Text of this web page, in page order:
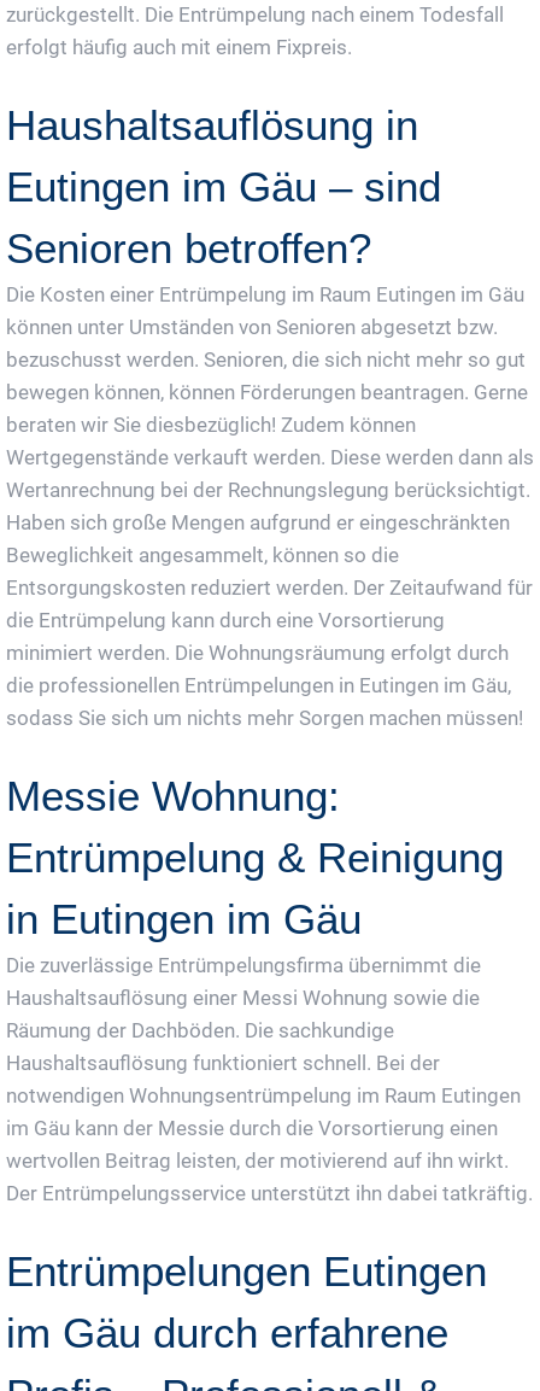
zurückgestellt. Die Entrümpelung nach einem Todesfall
erfolgt häufig auch mit einem Fixpreis.
Haushaltsauflösung in
Eutingen im Gäu – sind
Senioren betroffen?
Die Kosten einer Entrümpelung im Raum Eutingen im Gäu
können unter Umständen von Senioren abgesetzt bzw.
bezuschusst werden. Senioren, die sich nicht mehr so gut
bewegen können, können Förderungen beantragen. Gerne
beraten wir Sie diesbezüglich! Zudem können
Wertgegenstände verkauft werden. Diese werden dann als
Wertanrechnung bei der Rechnungslegung berücksichtigt.
Haben sich große Mengen aufgrund er eingeschränkten
Beweglichkeit angesammelt, können so die
Entsorgungskosten reduziert werden. Der Zeitaufwand für
die Entrümpelung kann durch eine Vorsortierung
minimiert werden. Die Wohnungsräumung erfolgt durch
die professionellen Entrümpelungen in Eutingen im Gäu,
sodass Sie sich um nichts mehr Sorgen machen müssen!
Messie Wohnung:
Entrümpelung & Reinigung
in Eutingen im Gäu
Die zuverlässige Entrümpelungsfirma übernimmt die
Haushaltsauflösung einer Messi Wohnung sowie die
Räumung der Dachböden. Die sachkundige
Haushaltsauflösung funktioniert schnell. Bei der
notwendigen Wohnungsentrümpelung im Raum Eutingen
im Gäu kann der Messie durch die Vorsortierung einen
wertvollen Beitrag leisten, der motivierend auf ihn wirkt.
Der Entrümpelungsservice unterstützt ihn dabei tatkräftig.
Entrümpelungen Eutingen
im Gäu durch erfahrene